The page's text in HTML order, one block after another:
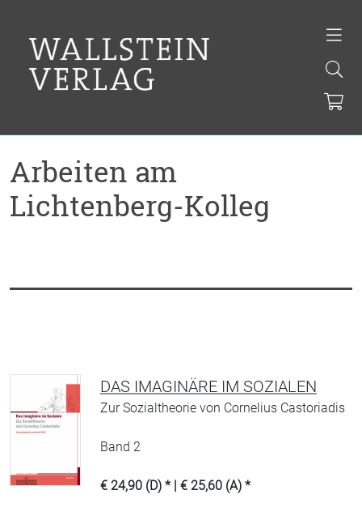
Arbeiten am
Lichtenberg-Kolleg
DAS IMAGINÄRE IM SOZIALEN
Zur Sozialtheorie von Cornelius Castoriadis
Band 2
€ 24,90 (D) * | € 25,60 (A) *